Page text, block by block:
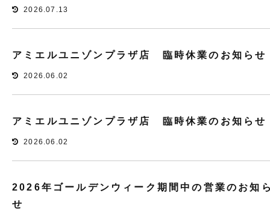
2026.07.13
アミエルユニゾンプラザ店 臨時休業のお知らせ
2026.06.02
アミエルユニゾンプラザ店 臨時休業のお知らせ
2026.06.02
2026年ゴールデンウィーク期間中の営業のお知
せ